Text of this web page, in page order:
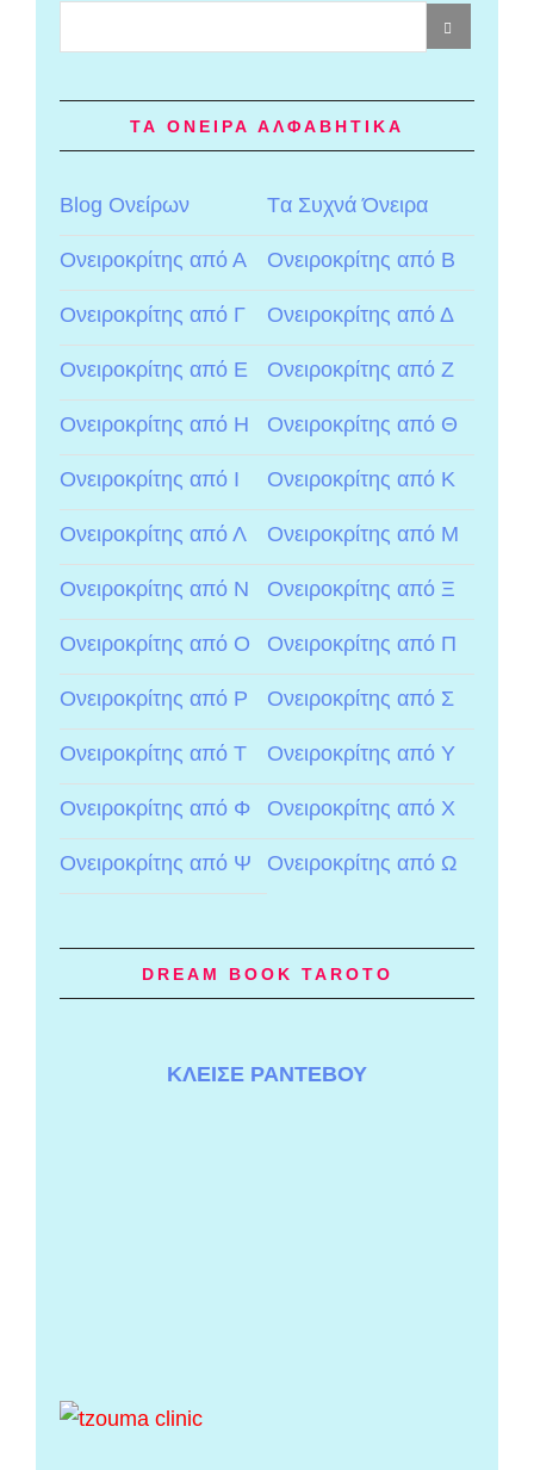
ΤΑ ΟΝΕΙΡΑ ΑΛΦΑΒΗΤΙΚΑ
Blog Ονείρων Tα Συχνά Όνειρα
Ονειροκρίτης από Α Ονειροκρίτης από Β
Ονειροκρίτης από Γ Ονειροκρίτης από Δ
Ονειροκρίτης από Ε Ονειροκρίτης από Ζ
Ονειροκρίτης από Η Ονειροκρίτης από Θ
Ονειροκρίτης από Ι Ονειροκρίτης από Κ
Ονειροκρίτης από Λ Ονειροκρίτης από Μ
Ονειροκρίτης από Ν Ονειροκρίτης από Ξ
Ονειροκρίτης από Ο Ονειροκρίτης από Π
Ονειροκρίτης από Ρ Ονειροκρίτης από Σ
Ονειροκρίτης από Τ Ονειροκρίτης από Υ
Ονειροκρίτης από Φ Ονειροκρίτης από Χ
Ονειροκρίτης από Ψ Ονειροκρίτης από Ω
DREAM BOOK TAROTO
ΚΛΕΙΣΕ ΡΑΝΤΕΒΟΥ